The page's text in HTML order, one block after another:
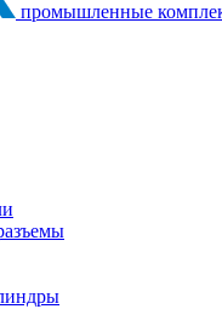
промышленные